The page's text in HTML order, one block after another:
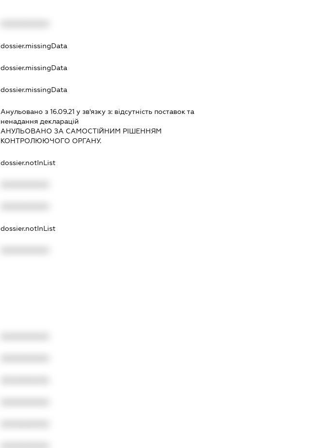
dossier.missingData
dossier.missingData
dossier.missingData
Анульовано з 16.09.21 у зв'язку з: вiдсутнiсть поставок та
ненадання декларацiй
АНУЛЬОВАНО ЗА САМОСТIЙНИМ РIШЕННЯМ
КОНТРОЛЮЮЧОГО ОРГАНУ.
dossier.notInList
dossier.notInList